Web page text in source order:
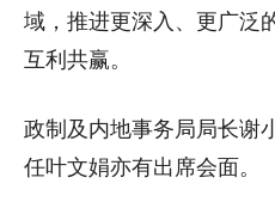
域，推进更深入、更广泛
互利共赢。
政制及内地事务局局长谢
任叶文娟亦有出席会面。